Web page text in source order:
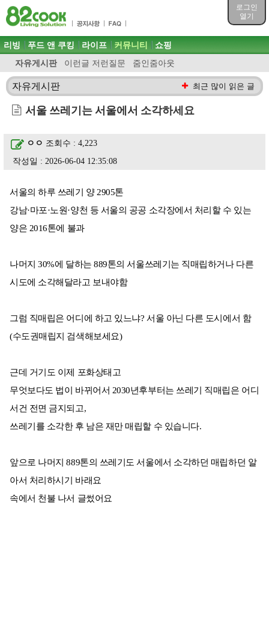
로그인
열기
목차
주메뉴 바로가기
컨텐츠 바로가기
검색 바로가기
로그인 바로가기
주메뉴
리빙 푸드 앤 쿠킹 라이프 커뮤니티
자유게시판 이런글 저런질문 줌인줌아웃
쇼핑
자유게시판 최근 많이 읽은 글
서울 쓰레기는 서울에서 소각하세요
ㅇㅇ 조회수 : 4,223
작성일 : 2026-06-04 12:35:08
서울의 하루 쓰레기 양 2905톤
강남·마포·노원·양천 등 서울의 공공 소각장에서 처리할 수 있는
양은 2016톤에 불과
나머지 30%에 달하는 889톤의 서울쓰레기는 직매립하거나 다른
시도에 소각해달라고 보내야함
그럼 직매립은 어디에 하고 있느냐? 서울 아닌 다른 도시에서 함
(수도권매립지 검색해보세요)
근데 거기도 이제 포화상태고
무엇보다도 법이 바뀌어서 2030년후부터는 쓰레기 직매립은 어디
서건 전면 금지되고,
쓰레기를 소각한 후 남은 재만 매립할 수 있습니다.
앞으로 나머지 889톤의 쓰레기도 서울에서 소각하던 매립하던 알
아서 처리하시기 바래요
속에서 천불 나서 글썼어요